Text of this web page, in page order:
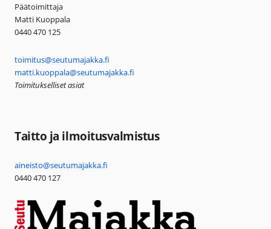
Päätoimittaja
Matti Kuoppala
0440 470 125
toimitus@seutumajakka.fi
matti.kuoppala@seutumajakka.fi
Toimitukselliset asiat
Taitto ja ilmoitusvalmistus
aineisto@seutumajakka.fi
0440 470 127